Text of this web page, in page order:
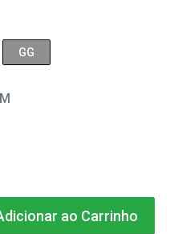
GG
ao Carrinho